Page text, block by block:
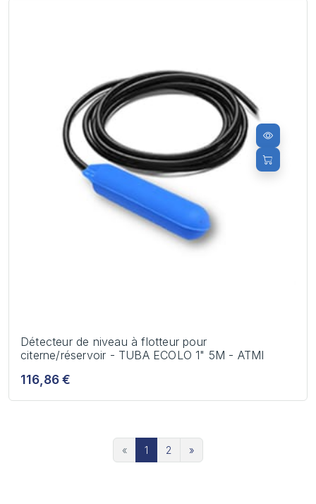
Détecteur de niveau à flotteur pour
citerne/réservoir - TUBA ECOLO 1" 5M - ATMI
116,86 €
« 1 2 »